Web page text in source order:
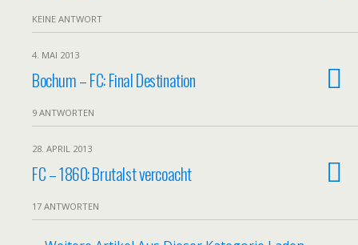
KEINE ANTWORT
4. MAI 2013
Bochum – FC: Final Destination
9 ANTWORTEN
28. APRIL 2013
FC – 1860: Brutalst vercoacht
17 ANTWORTEN